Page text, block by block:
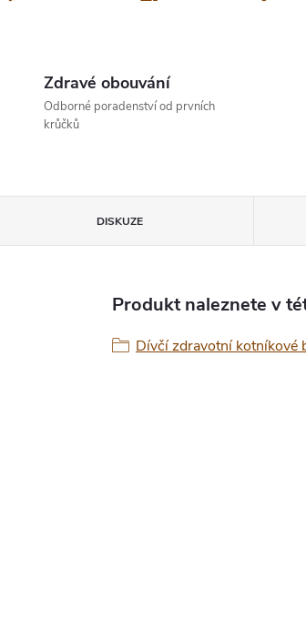
Zdravé obouvání
Odborné poradenství od prvních
krůčků
DISKUZE
Produkt naleznete v
Dívčí zdravotní kotníkové